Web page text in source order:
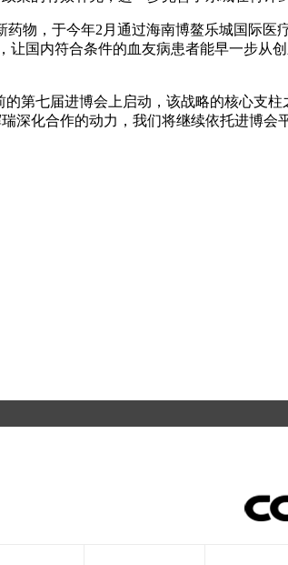
药物，于今年2月通过海南博鳌乐城国际
让国内符合条件的血友病患者能早一步
的第七届进博会上启动，该战略的核心
深化合作的动力，我们将继续依托进博